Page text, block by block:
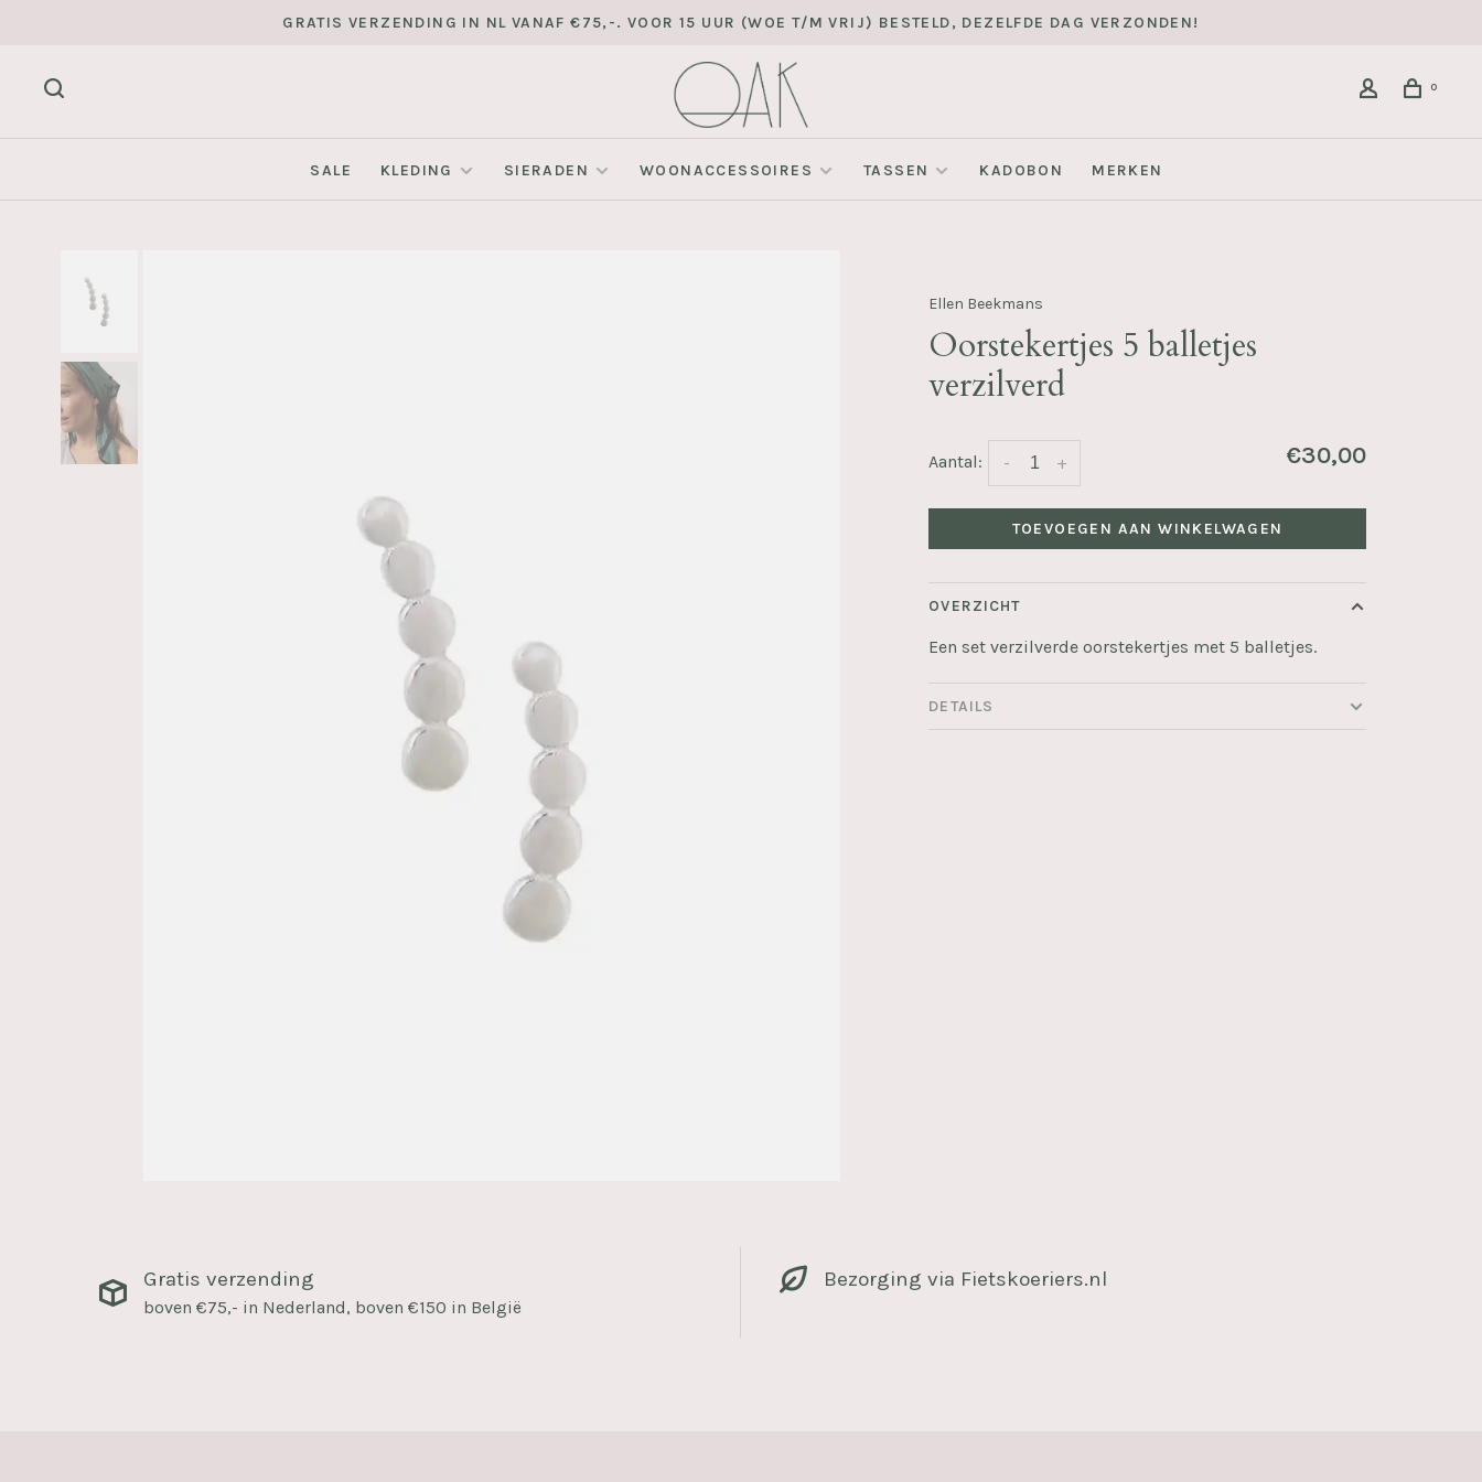
GRATIS VERZENDING IN NL VANAF €75,-. VOOR 15 UUR (WOE T/M VRIJ) BESTELD, DEZELFDE DAG VERZONDEN!
0
SALE KLEDING SIERADEN WOONACCESSOIRES TASSEN KADOBON MERKEN
Ellen Beekmans
Oorstekertjes 5 balletjes
verzilverd
Aantal: +
- €30,00
TOEVOEGEN AAN WINKELWAGEN
OVERZICHT
Een set verzilverde oorstekertjes met 5 balletjes.
DETAILS
Gratis verzending
boven €75,- in Nederland, boven €150 in België
Bezorging via Fietskoeriers.nl